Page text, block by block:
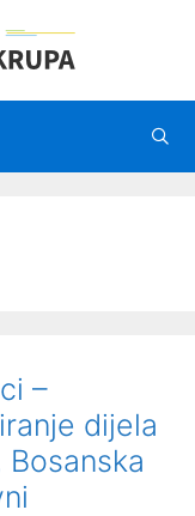
–
dijela